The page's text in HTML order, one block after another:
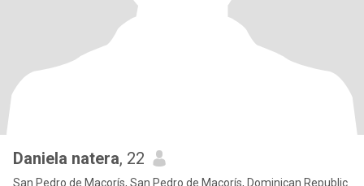
Daniela natera, 22
San Pedro de Macorís, San Pedro de Macorís, Dominican Republic